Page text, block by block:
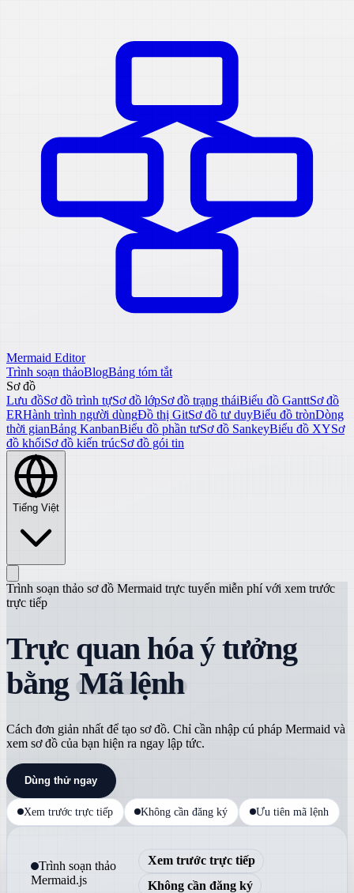
Mermaid Editor
Trình soạn thảoBlogBảng tóm tắt
Sơ đồ
Lưu đồSơ đồ trình tựSơ đồ lớpSơ đồ trạng tháiBiểu đồ GanttSơ đồ
ERHành trình người dùngĐồ thị GitSơ đồ tư duyBiểu đồ trònDòng
thời gianBảng KanbanBiểu đồ phần tưSơ đồ SankeyBiểu đồ XYSơ
đồ khốiSơ đồ kiến trúcSơ đồ gói tin
Tiếng Việt
Trình soạn thảo sơ đồ Mermaid trực tuyến miễn phí với xem trước
trực tiếp
Trực quan hóa ý tưởng
bằng Mã lệnh
Cách đơn giản nhất để tạo sơ đồ. Chỉ cần nhập cú pháp Mermaid và
xem sơ đồ của bạn hiện ra ngay lập tức.
Dùng thử ngay
Xem trước trực tiếp Không cần đăng ký Ưu tiên mã lệnh
Trình soạn thảo
Mermaid.js
Xem trước trực tiếp
Không cần đăng ký